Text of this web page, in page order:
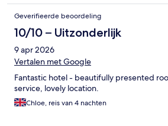
Geverifieerde beoordeling
10/10 – Uitzonderlijk
9 apr 2026
Vertalen met Google
Fantastic hotel - beautifully presented
service, lovely location.
Chloe, reis van 4 nachten